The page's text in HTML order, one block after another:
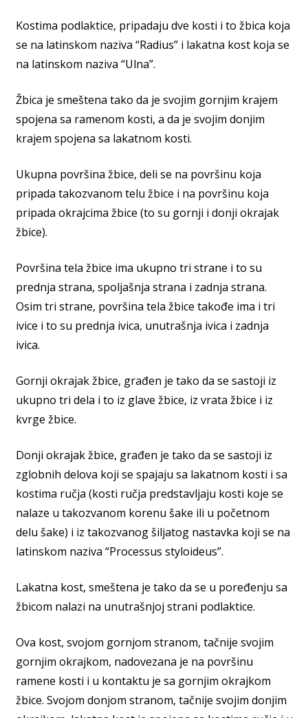
Kostima podlaktice, pripadaju dve kosti i to žbica koja
se na latinskom naziva “Radius” i lakatna kost koja se
na latinskom naziva “Ulna”.
Žbica je smeštena tako da je svojim gornjim krajem
spojena sa ramenom kosti, a da je svojim donjim
krajem spojena sa lakatnom kosti.
Ukupna površina žbice, deli se na površinu koja
pripada takozvanom telu žbice i na površinu koja
pripada okrajcima žbice (to su gornji i donji okrajak
žbice).
Površina tela žbice ima ukupno tri strane i to su
prednja strana, spoljašnja strana i zadnja strana.
Osim tri strane, površina tela žbice takođe ima i tri
ivice i to su prednja ivica, unutrašnja ivica i zadnja
ivica.
Gornji okrajak žbice, građen je tako da se sastoji iz
ukupno tri dela i to iz glave žbice, iz vrata žbice i iz
kvrge žbice.
Donji okrajak žbice, građen je tako da se sastoji iz
zglobnih delova koji se spajaju sa lakatnom kosti i sa
kostima ručja (kosti ručja predstavljaju kosti koje se
nalaze u takozvanom korenu šake ili u početnom
delu šake) i iz takozvanog šiljatog nastavka koji se na
latinskom naziva “Processus styloideus”.
Lakatna kost, smeštena je tako da se u poređenju sa
žbicom nalazi na unutrašnjoj strani podlaktice.
Ova kost, svojom gornjom stranom, tačnije svojim
gornjim okrajkom, nadovezana je na površinu
ramene kosti i u kontaktu je sa gornjim okrajkom
žbice. Svojom donjom stranom, tačnije svojim donjim